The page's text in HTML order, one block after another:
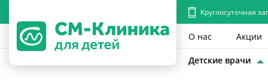
Круглосуточная
О нас Акции
Детские врачи